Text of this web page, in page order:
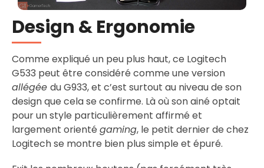
Design & Ergonomie
Comme expliqué un peu plus haut, ce Logitech
G533 peut être considéré comme une version
allégée du G933, et c’est surtout au niveau de son
design que cela se confirme. Là où son ainé optait
pour un style particulièrement affirmé et
largement orienté gaming, le petit dernier de chez
Logitech se montre bien plus simple et épuré.